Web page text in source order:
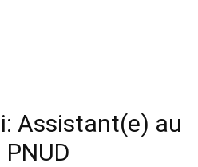
Assistant(e) au